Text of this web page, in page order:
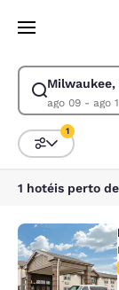
Pular Para
Milwaukee,
ago 09 - ago
Modificar
Classificar
1
Econo